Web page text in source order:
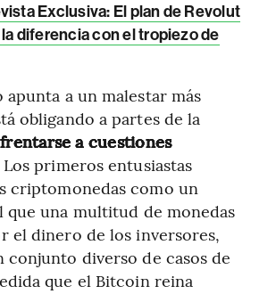
Exclusiva: El plan de Revolut
diferencia con el tropiezo de
a un malestar más
obligando a partes de la
a cuestiones
primeros entusiastas
criptomonedas como un
que una multitud de monedas
el dinero de los inversores,
diverso de casos de
que el Bitcoin reina